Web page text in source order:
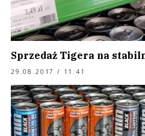
Sprzedaż Tigera na
29.08.2017 / 11:41